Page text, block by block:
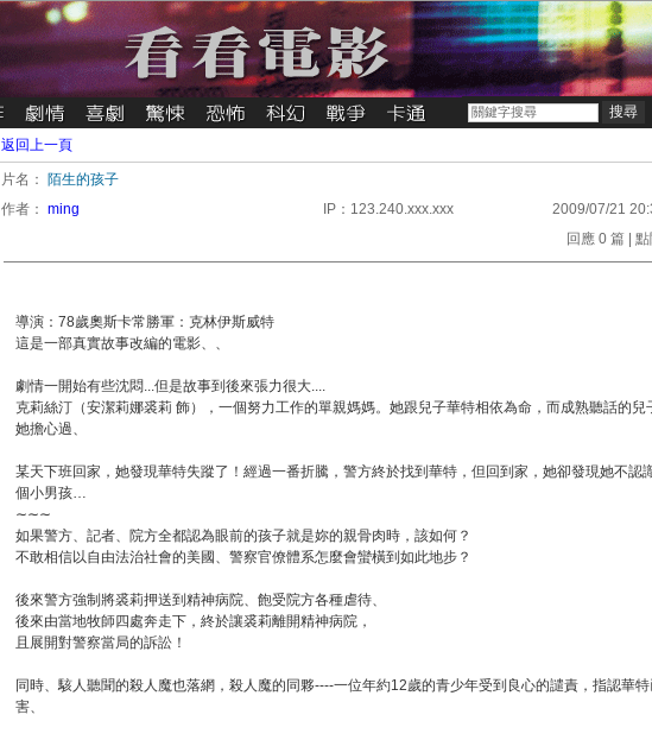
返回上一頁
片名：
陌生的孩子
作者： ming IP：123.240.xxx.xxx
2009/07/21
回應 0 篇 |
導演：78歲奧斯卡常勝軍：克林伊斯威特
這是一部真實故事改編的電影、、
劇情一開始有些沈悶...但是故事到後來張力很大....
克莉絲汀（安潔莉娜裘莉 飾），一個努力工作的單親媽媽。她跟兒子華特相依為命，而成熟聽話的兒
她擔心過、
某天下班回家，她發現華特失蹤了！經過一番折騰，警方終於找到華特，但回到家，她卻發現她不認
個小男孩…
∼∼∼
如果警方、記者、院方全都認為眼前的孩子就是妳的親骨肉時，該如何？
不敢相信以自由法治社會的美國、警察官僚體系怎麼會蠻橫到如此地步？
後來警方強制將裘莉押送到精神病院、飽受院方各種虐待、
後來由當地牧師四處奔走下，終於讓裘莉離開精神病院，
且展開對警察當局的訴訟！
同時、駭人聽聞的殺人魔也落網，殺人魔的同夥----一位年約12歲的青少年受到良心的譴責，指認華
害、